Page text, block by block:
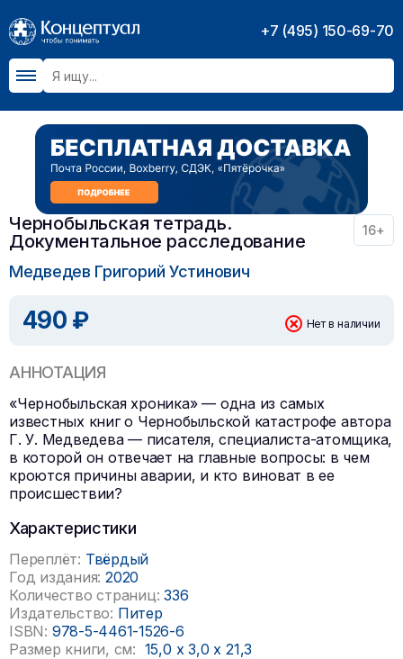
+7 (495) 150-69-70
Чернобыльская тетрадь.
Документальное расследование
16+
Медведев Григорий Устинович
490 ₽ Нет в наличии
АННОТАЦИЯ
«Чернобыльская хроника» — одна из самых
известных книг о Чернобыльской катастрофе автора
Г. У. Медведева — писателя, специалиста-атомщика,
в которой он отвечает на главные вопросы: в чем
кроются причины аварии, и кто виноват в ее
происшествии?
Характеристики
Переплёт: Твёрдый
Год издания: 2020
Количество страниц: 336
Издательство: Питер
ISBN: 978-5-4461-1526-6
Размер книги, см: 15,0 x 3,0x 21,3